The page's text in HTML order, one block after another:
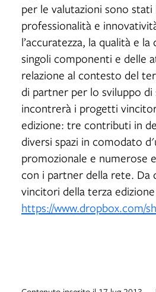
per le valutazioni sono
professionalità e
l’accuratezza, la qualità e
singoli componenti e delle
relazione al contesto del
di partner per lo sviluppo
incontrerà i progetti
edizione: tre contributi in
diversi spazi in comodato
promozionale e numerose
con i partner della rete. Da
vincitori della terza
https://www.dropbox.com/